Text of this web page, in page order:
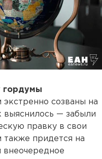
гордумы
экстренно созваны на
выяснилось — забыли
правку в свои
также придется на